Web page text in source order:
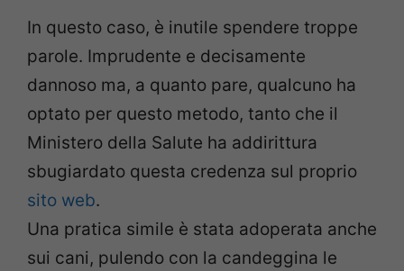
In questo caso, è inutile spendere troppe
parole. Imprudente e decisamente
dannoso ma, a quanto pare, qualcuno ha
optato per questo metodo, tanto che il
Ministero della Salute ha addirittura
sbugiardato questa credenza sul proprio
sito web.
Una pratica simile è stata adoperata anche
sui cani, pulendo con la candeggina le